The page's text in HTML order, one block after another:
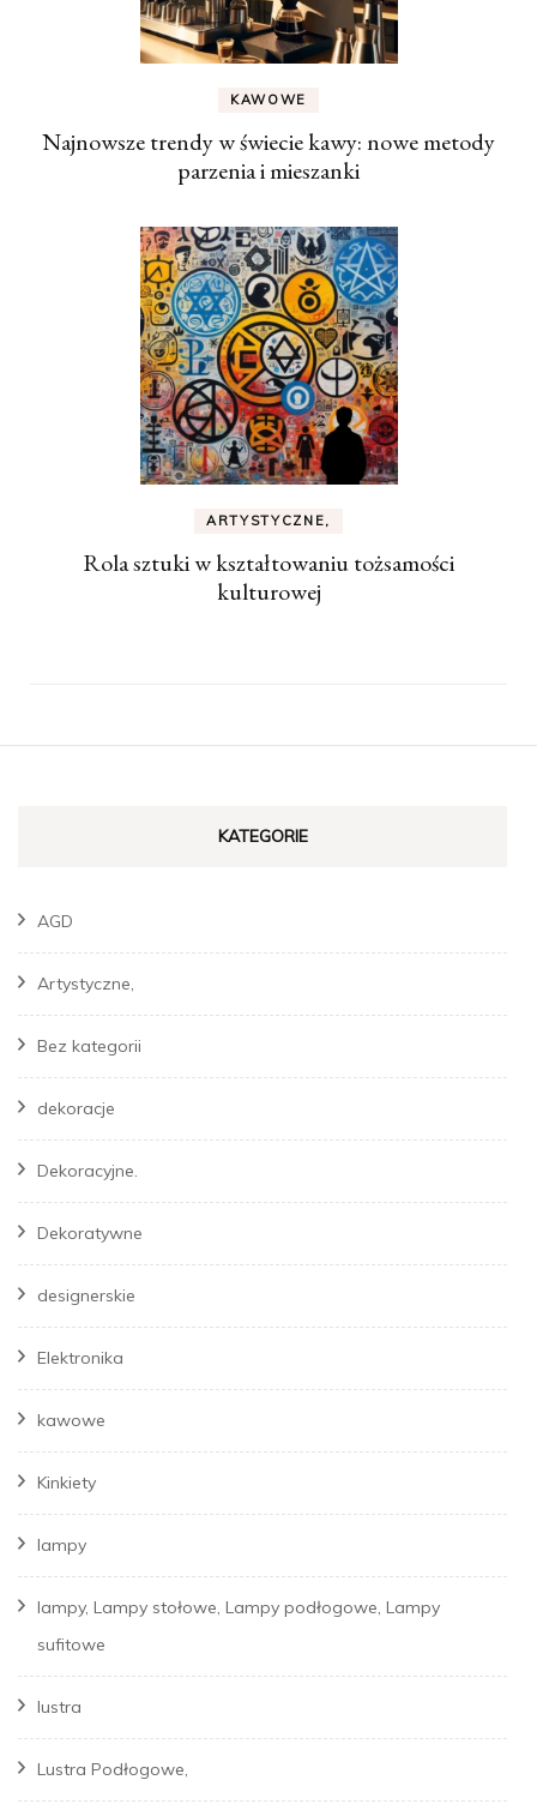
KAWOWE
Najnowsze trendy w świecie kawy: nowe metody
parzenia i mieszanki
ARTYSTYCZNE,
Rola sztuki w kształtowaniu tożsamości
kulturowej
KATEGORIE
AGD
Artystyczne,
Bez kategorii
dekoracje
Dekoracyjne.
Dekoratywne
designerskie
Elektronika
kawowe
Kinkiety
lampy
lampy, Lampy stołowe, Lampy podłogowe, Lampy
sufitowe
lustra
Lustra Podłogowe,